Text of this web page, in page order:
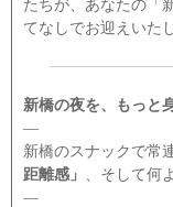
たちが、あなたの「
てなしでお迎えいた
新橋の夜を、もっと
―
新橋のスナックで常
距離感」
、そして何
―